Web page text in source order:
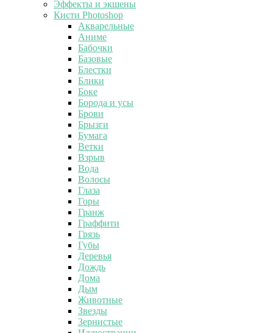
Эффекты и экшены
Кисти Photoshop
Акварельные
Аниме
Бабочки
Базовые
Блестки
Блики
Боке
Борода и усы
Брови
Брызги
Бумага
Ветки
Взрыв
Вода
Волосы
Глаза
Горы
Гранж
Граффити
Грязь
Губы
Деревья
Дождь
Дома
Дым
Животные
Звезды
Зернистые